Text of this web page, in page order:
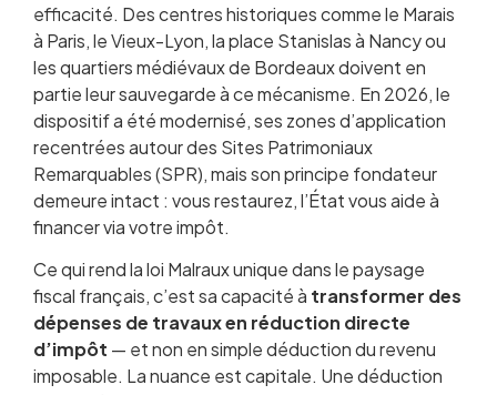
efficacité. Des centres historiques comme le Marais
à Paris, le Vieux-Lyon, la place Stanislas à Nancy ou
les quartiers médiévaux de Bordeaux doivent en
partie leur sauvegarde à ce mécanisme. En 2026, le
dispositif a été modernisé, ses zones d’application
recentrées autour des Sites Patrimoniaux
Remarquables (SPR), mais son principe fondateur
demeure intact : vous restaurez, l’État vous aide à
financer via votre impôt.
Ce qui rend la loi Malraux unique dans le paysage
fiscal français, c’est sa capacité à transformer des
dépenses de travaux en réduction directe
d’impôt — et non en simple déduction du revenu
imposable. La nuance est capitale. Une déduction